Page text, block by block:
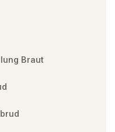
Braut